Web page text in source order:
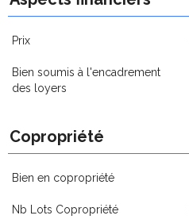
Prix
Bien soumis à l'encadrement
des loyers
Copropriété
Bien en copropriété
Nb Lots Copropriété